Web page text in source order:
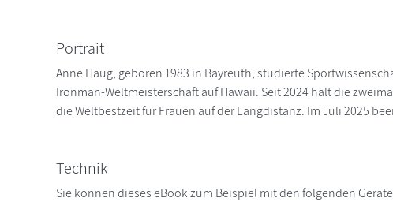
Portrait
Anne Haug, geboren 1983 in Bayreuth, studierte
Ironman-Weltmeisterschaft auf Hawaii. Seit 2024 hält die
die Weltbestzeit für Frauen auf der Langdistanz. Im Juli 2025
Technik
Sie können dieses eBook zum Beispiel mit den folgenden